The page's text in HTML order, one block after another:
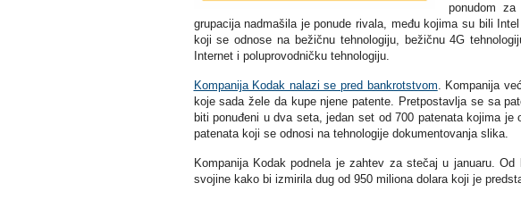
ponudom
grupacija nadmašila je ponude rivala, među kojima su bili
koji se odnose na bežičnu tehnologiju, bežičnu 4G
Internet i poluprovodničku tehnologiju.
Kompanija Kodak nalazi se pred bankrotstvom. Kompanija
koje sada žele da kupe njene patente. Pretpostavlja se sa
biti ponuđeni u dva seta, jedan set od 700 patenata kojima
patenata koji se odnosi na tehnologije dokumentovanja slika.
Kompanija Kodak podnela je zahtev za stečaj u januaru.
svojine kako bi izmirila dug od 950 miliona dolara koji je